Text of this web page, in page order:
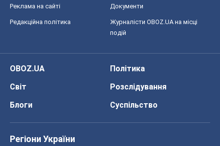
Реклама на сайті Документи
Редакційна політика
Журналісти OBOZ.UA на місці
подій
OBOZ.UA
Політика
Світ
Розслідування
Блоги
Суспільство
Регіони України